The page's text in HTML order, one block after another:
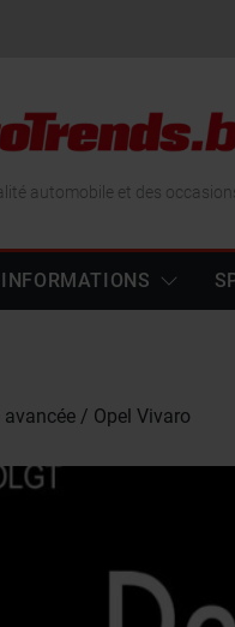
automobile et des
INFORMATIONS
avancée Opel Vivaro